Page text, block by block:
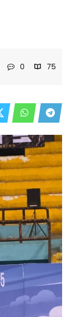
0 75